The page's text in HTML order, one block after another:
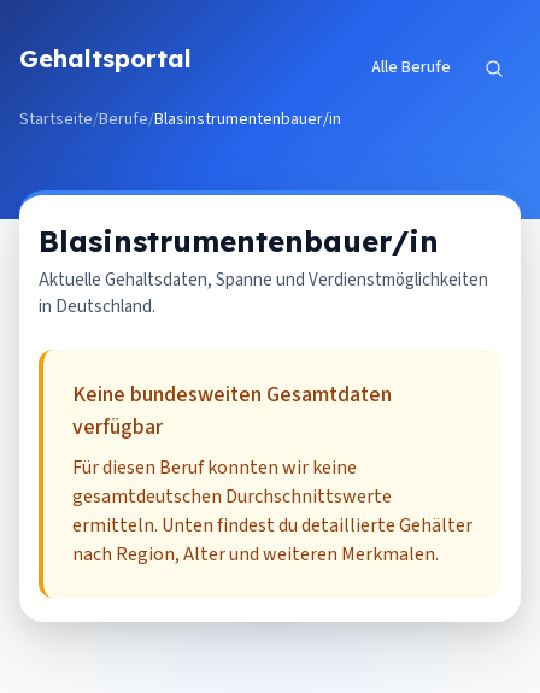
Gehaltsportal Alle Berufe
Startseite/Berufe/Blasinstrumentenbauer/in
Blasinstrumentenbauer/in
Aktuelle Gehaltsdaten, Spanne und Verdienstmöglichkeiten
in Deutschland.
Keine bundesweiten Gesamtdaten
verfügbar
Für diesen Beruf konnten wir keine
gesamtdeutschen Durchschnittswerte
ermitteln. Unten findest du detaillierte Gehälter
nach Region, Alter und weiteren Merkmalen.